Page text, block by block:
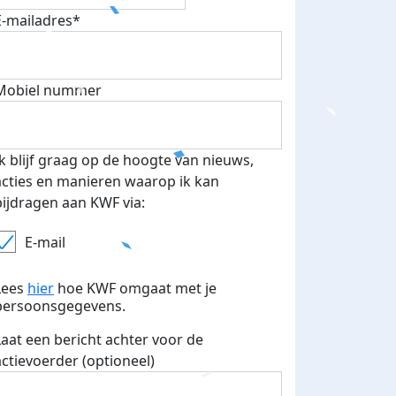
Extra uitdagend!
mailadres*
nummer
blijf graag op de hoogte van nieuws,
en manieren waarop ik kan
aan KWF via:
E-mail
hier hoe KWF omgaat met je
een bericht achter voor de
(optioneel)